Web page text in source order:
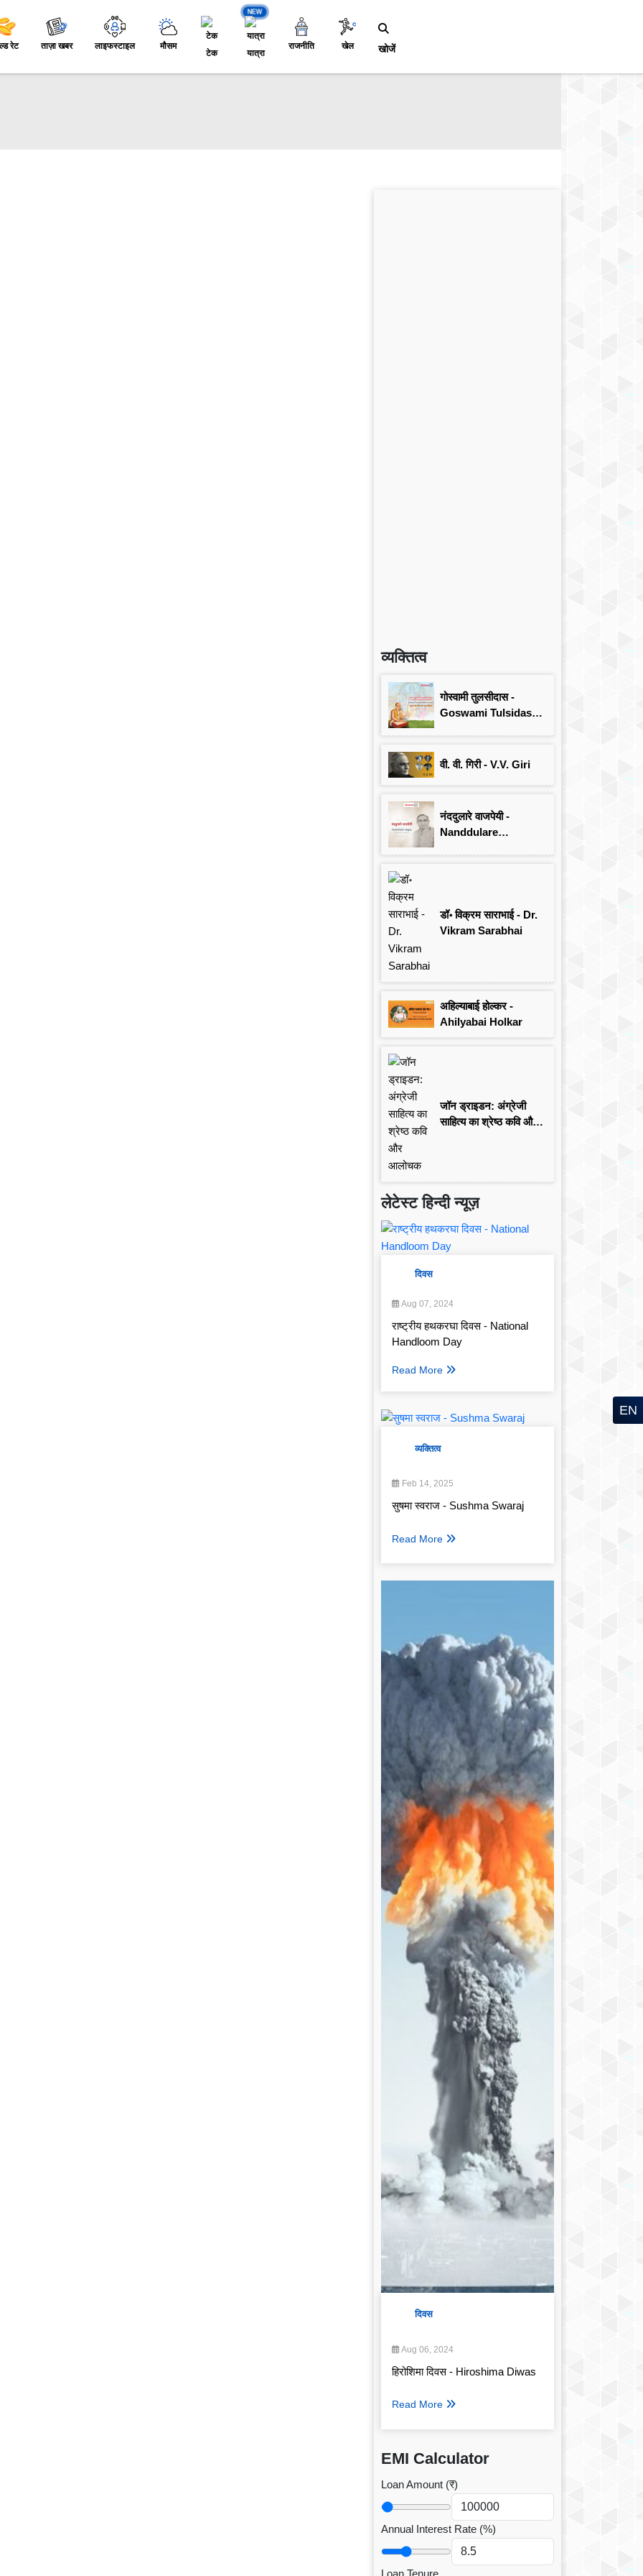
रेट ताज़ा खबर लाइफस्टाइल मौसम
टेक
NEW
यात्रा
राजनीति खेल खोजें
व्यक्तित्व
गोस्वामी तुलसीदास -
Goswami Tulsidas:
वी. वी. गिरी - V.V. Giri
नंददुलारे वाजपेयी -
Nanddulare
डॉ॰ विक्रम साराभाई - Dr.
Vikram Sarabhai
अहिल्याबाई होल्कर -
Ahilyabai Holkar
जॉन ड्राइडन: अंग्रेजी
साहित्य का श्रेष्ठ कवि और
लेटेस्ट हिन्दी न्यूज़
दिवस
Aug 07, 2024
राष्ट्रीय हथकरघा दिवस - National
Handloom Day
Read More
व्यक्तित्व
Feb 14, 2025
सुषमा स्वराज - Sushma Swaraj
Read More
दिवस
Aug 06, 2024
हिरोशिमा दिवस - Hiroshima Diwas
Read More
EMI Calculator
Loan Amount (₹)
Annual Interest Rate (%)
Loan Tenure
EN